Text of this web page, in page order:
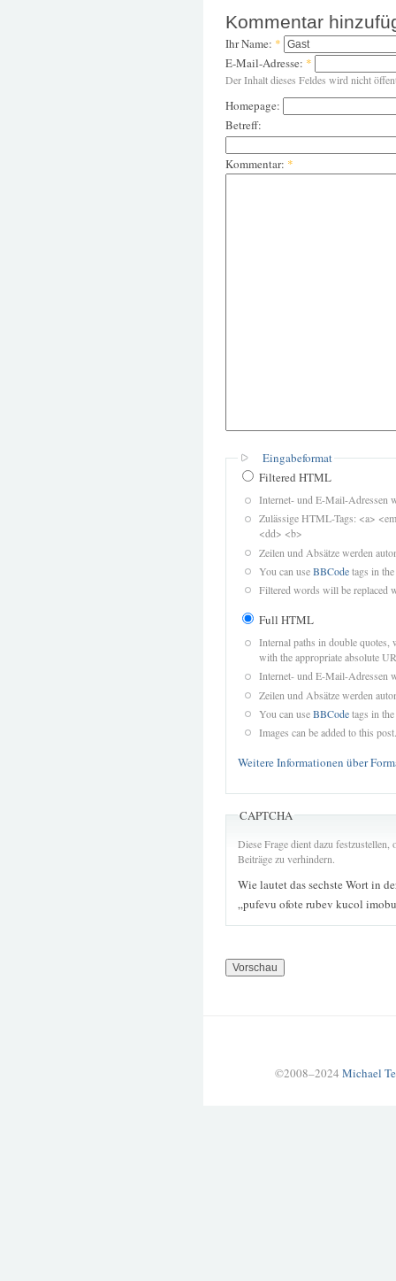
Kommentar
Ihr Name: *
E-Mail-Adresse: *
Der Inhalt dieses Feldes wird nicht
Homepage:
Betreff:
Kommentar: *
Eingabeformat
Filtered HTML
Internet- und E-Mail-Adressen
Zulässige HTML-Tags: <a>
<dd> <b>
Zeilen und Absätze werden
You can useBBCodetags in
Filtered words will be replaced
Full HTML
Internal paths in double quotes,
with the appropriate absolute
Internet- und E-Mail-Adressen
Zeilen und Absätze werden
You can useBBCodetags in
Images can be added to this post.
Weitere Informationen über
CAPTCHA
Diese Frage dient dazu
Beiträge zu verhindern.
Wie lautet das sechste Wort in
„pufevu ofote rubev kucol
©2008–2024 Michael